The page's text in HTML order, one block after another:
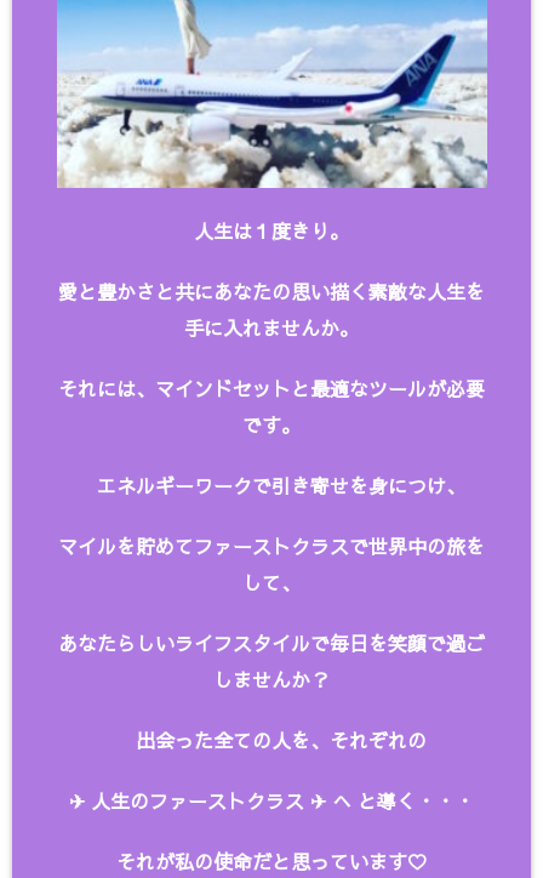
人生は１度きり。
愛と豊かさと共にあなたの思い描く素敵な人生を
手に入れませんか。
それには、マインドセットと最適なツールが必要
です。
エネルギーワークで引き寄せを身につけ、
マイルを貯めてファーストクラスで世界中の旅を
して、
あなたらしいライフスタイルで毎日を笑顔で過ご
しませんか？
出会った全ての人を、 それぞれの
✈︎ 人生のファーストクラス ✈︎ へ と導く・・・
それが私の使命だと思っています♡